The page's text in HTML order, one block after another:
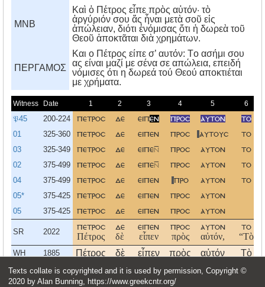
MNB
Καὶ ὁ Πέτρος εἶπε πρὸς αὐτόν· τὸ
ἀργύριόν σου ἄς ἦναι μετὰ σοῦ εἰς
ἀπώλειαν, διότι ἐνόμισας ὅτι ἡ δωρεὰ τοῦ
Θεοῦ ἀποκτᾶται διὰ χρημάτων.
ΠΕΡΓΑΜΟΣ
Kαι ο Πέτρος είπε σ’ αυτόν: Tο ασήμι σου
ας είναι μαζί με σένα σε απώλεια, επειδή
νόμισες ότι η δωρεά τού Θεού αποκτιέται
με χρήματα.
Witness Date 1 2 3 4 5 6
𝔓45 200-224 πετροσ δε ειπεν προσ αυτον το
01 325-360 πετροσ δε ειπεν προσ αυτουσ το
03 325-349 πετροσ δε ειπε προσ αυτον το
02 375-499 πετροσ δε ειπε προσ αυτον το
04 375-499 πετροσ δε ειπεν προ αυτον το
05* 375-425 πετροσ δε ειπεν προσ αυτον
05 375-425 πετροσ δε ειπεν προσ αυτον
SR 2022
πετροσ
Πέτρος
δε
δὲ
ειπεν
εἶπεν
προσ
πρὸς
αυτον
αὐτόν,
το
“Τὸ
WH 1885 Πέτρος δὲ εἶπεν πρὸς αὐτόν Τὸ
NA 2012 πετρος δε ειπεν προς αυτον το
SBL 2010 Πέτρος δὲ εἶπεν πρὸς
Texts collate is copyrighted and it is used by permission, Copyright ©
2020 by Alan Bunning, https://www.greekcntr.org/